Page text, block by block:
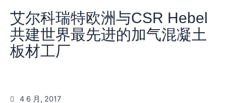
艾尔科瑞特欧洲与CSR Hebel
共建世界最先进的加气混凝土
板材工厂
4 6 月, 2017